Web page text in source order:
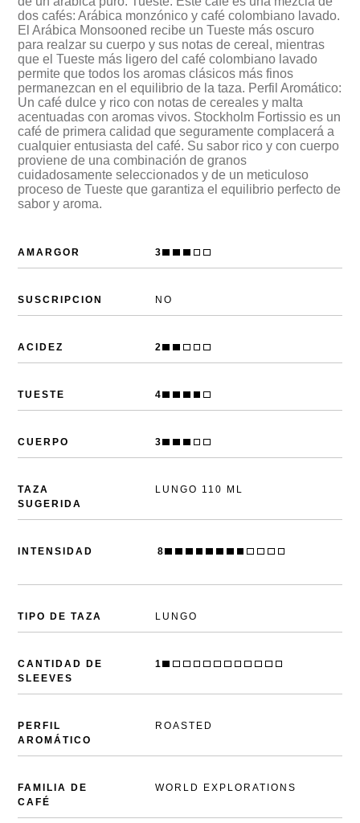
dos cafés: Arábica monzónico y café colombiano lavado.
El Arábica Monsooned recibe un Tueste más oscuro
para realzar su cuerpo y sus notas de cereal, mientras
que el Tueste más ligero del café colombiano lavado
permite que todos los aromas clásicos más finos
permanezcan en el equilibrio de la taza. Perfil Aromático:
Un café dulce y rico con notas de cereales y malta
acentuadas con aromas vivos. Stockholm Fortissio es un
café de primera calidad que seguramente complacerá a
cualquier entusiasta del café. Su sabor rico y con cuerpo
proviene de una combinación de granos
cuidadosamente seleccionados y de un meticuloso
proceso de Tueste que garantiza el equilibrio perfecto de
sabor y aroma.
AMARGOR 3
SUSCRIPCION NO
ACIDEZ 2
TUESTE 4
CUERPO 3
TAZA
SUGERIDA
LUNGO 110 ML
8
TIPO DE TAZA LUNGO
CANTIDAD DE
SLEEVES
1
PERFIL
AROMÁTICO
ROASTED
FAMILIA DE
CAFÉ
WORLD EXPLORATIONS